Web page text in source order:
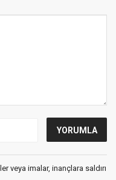
veya imalar, inançlara saldırı